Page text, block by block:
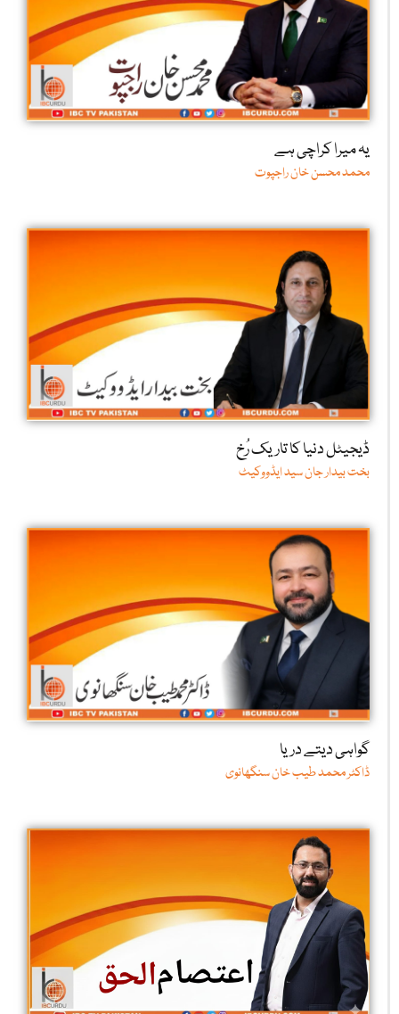
یہ میرا کراچی ہے
محمد محسن خان راجپوت
ڈیجیٹل دنیا کا تاریک رُخ
بخت بیدار جان سید ایڈووکیٹ
گواہی دیتے دریا
ڈاکٹر محمد طیب خان سنگھانوی